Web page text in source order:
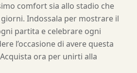
comfort sia allo stadio che
Indossala per mostrare il
partita e celebrare ogni
l’occasione di avere questa
ora per unirti alla